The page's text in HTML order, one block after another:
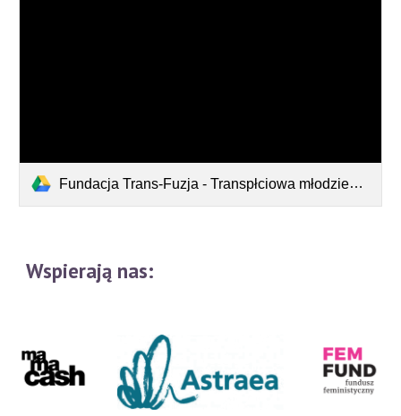
Fundacja Trans-Fuzja - Transpłciowa młodzież w polskiej szkole - raport z badań.pdf
Wspierają nas: